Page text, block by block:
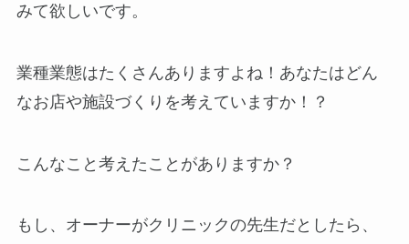
みて欲しいです。
業種業態はたくさんありますよね！あなたはどん
なお店や施設づくりを考えていますか！？
こんなこと考えたことがありますか？
もし、オーナーがクリニックの先生だとしたら、